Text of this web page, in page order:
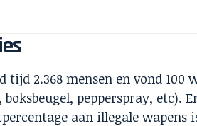
2.368 mensen en vond 100
pepperspray, etc).
aan illegale wapens